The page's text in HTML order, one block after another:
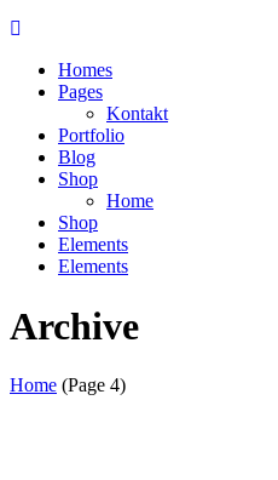
Homes
Pages
Kontakt
Portfolio
Blog
Shop
Home
Shop
Elements
Elements
Archive
Home (Page 4)